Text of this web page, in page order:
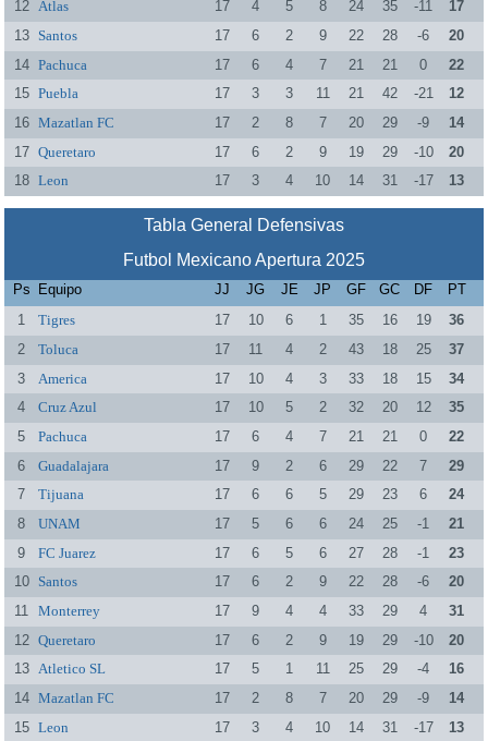
12 Atlas 17 4 5 8 24 35 -11
17
13 Santos 17 6 2 9 22 28 -6
20
14 Pachuca 17 6 4 7 21 21 0
22
15 Puebla 17 3 3 11 21 42 -21
12
16 Mazatlan FC 17 2 8 7 20 29 -9
14
17 Queretaro 17 6 2 9 19 29 -10
20
18 Leon 17 3 4 10 14 31 -17 13
Tabla General Defensivas
Futbol Mexicano Apertura 2025
Ps Equipo JJ JG JE JP GF GC DF
PT
1
Tigres 17 10 6 1 35 16 19
36
2
Toluca 17 11 4 2 43 18 25
37
3
America 17 10 4 3 33 18 15
34
4
Cruz Azul 17 10 5 2 32 20 12
35
5
Pachuca 17 6 4 7 21 21 0
22
6
Guadalajara 17 9 2 6 29 22 7
29
7
Tijuana 17 6 6 5 29 23 6
24
8
UNAM 17 5 6 6 24 25 -1
21
9
FC Juarez 17 6 5 6 27 28 -1
23
10
Santos 17 6 2 9 22 28 -6
20
11
Monterrey 17 9 4 4 33 29 4
31
12 Queretaro 17 6 2 9 19 29 -10
20
13 Atletico SL 17 5 1 11 25 29 -4
16
14 Mazatlan FC 17 2 8 7 20 29 -9
14
15 Leon 17 3 4 10 14 31 -17 13